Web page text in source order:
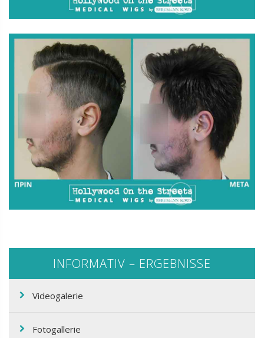
INFORMATIV – ERGEBNISSE
Videogalerie
Fotogallerie